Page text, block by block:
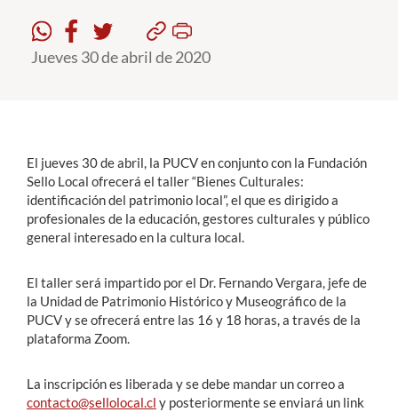
Estudiantes
Alumni
English
Jueves 30 de abril de 2020
El jueves 30 de abril, la PUCV en conjunto con la Fundación
Sello Local ofrecerá el taller “Bienes Culturales:
identificación del patrimonio local”, el que es dirigido a
profesionales de la educación, gestores culturales y público
general interesado en la cultura local.
El taller será impartido por el Dr. Fernando Vergara, jefe de
la Unidad de Patrimonio Histórico y Museográfico de la
PUCV y se ofrecerá entre las 16 y 18 horas, a través de la
plataforma Zoom.
La inscripción es liberada y se debe mandar un correo a
contacto@sellolocal.cl y posteriormente se enviará un link